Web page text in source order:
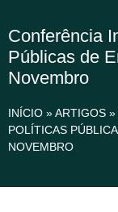
Conferência
Públicas de
Novembro
INÍCIO »ARTIGOS »
POLÍTICAS
NOVEMBRO